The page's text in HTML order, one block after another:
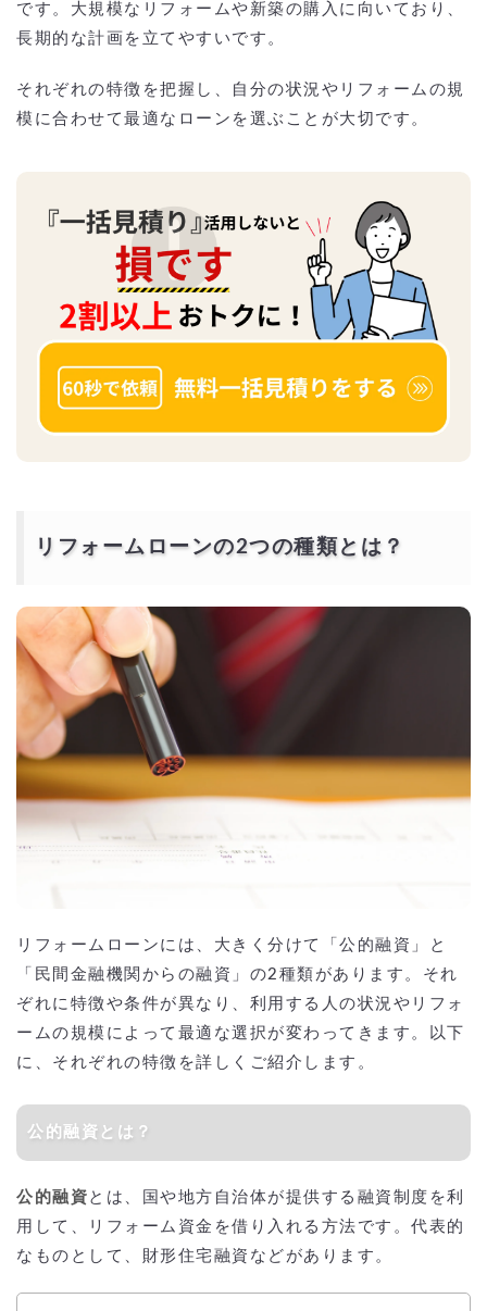
です。大規模なリフォームや新築の購入に向いており、
長期的な計画を立てやすいです。
それぞれの特徴を把握し、自分の状況やリフォームの規
模に合わせて最適なローンを選ぶことが大切です。
リフォームローンの2つの種類とは？
リフォームローンには、大きく分けて「公的融資」と
「民間金融機関からの融資」の2種類があります。それ
ぞれに特徴や条件が異なり、利用する人の状況やリフォ
ームの規模によって最適な選択が変わってきます。以下
に、それぞれの特徴を詳しくご紹介します。
公的融資とは？
公的融資 とは、国や地方自治体が提供する融資制度を利
用して、リフォーム資金を借り入れる方法です。代表的
なものとして、財形住宅融資などがあります。